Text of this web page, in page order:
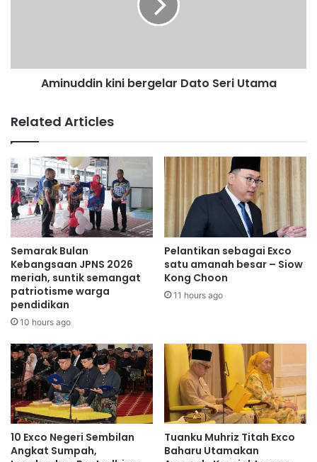
t
r
k
'
G
r
e
n
T
e
c
h
o
l
o
g
y
'
p
e
n
i
b
e
r
g
e
l
a
r
D
a
t
o
S
r
i
U
t
a
m
a
Aminuddin kini bergelar Dato Seri Utama
Related Articles
Semarak Bulan
Kebangsaan JPNS 2026
meriah, suntik semangat
patriotisme warga
pendidikan
10 hours ago
Pelantikan sebagai Exco
satu amanah besar – Siow
Kong Choon
11 hours ago
10 Exco Negeri Sembilan
Angkat Sumpah,
Tuanku Muhriz Titah Exco
Baharu Utamakan